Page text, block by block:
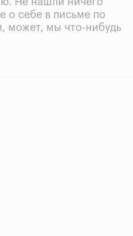
о себе в письме по
может, мы что-нибудь